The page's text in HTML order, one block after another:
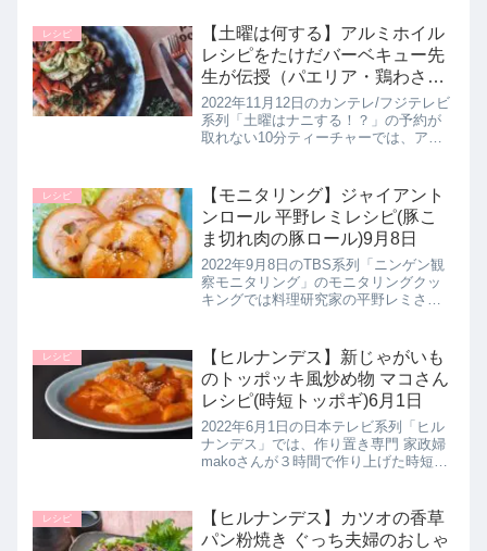
紹介します。>>男子ごはん記事一覧は
こちら>>男子ごはん記事一覧...
レシピ
【土曜は何する】アルミホイル
レシピをたけだバーベキュー先
生が伝授（パエリア・鶏わさび
蒸しなどホイル焼き5品まと
め）10分ティーチャー｜11月12
日
2022年11月12日のカンテレ/フジテレビ
系列「土曜はナニする！？」の予約が
取れない10分ティーチャーでは、アウ
たので詳しく紹介します。トースター
を使用するのでお家でも具...
レシピ
【モニタリング】ジャイアント
ンロール 平野レミレシピ(豚こ
ま切れ肉の豚ロール)9月8日
2022年9月8日のTBS系列「ニンゲン観
察モニタリング」のモニタリングクッ
キングでは料理研究家の平野レミさん
わっていたので詳しく紹介します。▼
同日に紹介されたボリューム満...
レシピ
【ヒルナンデス】新じゃがいも
のトッポッキ風炒め物 マコさん
レシピ(時短トッポギ)6月1日
2022年6月1日の日本テレビ系列「ヒル
ナンデス」では、作り置き専門 家政婦
makoさんが３時間で作り上げた時短レ
ので詳しく紹介します。>>ヒルナンデ
ス記事一覧はこちら▼ヒ...
レシピ
【ヒルナンデス】カツオの香草
パン粉焼き ぐっち夫婦のおしゃ